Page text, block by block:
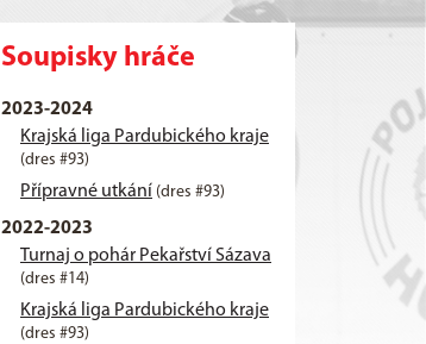
Soupisky hráče
2023-2024
Krajská liga Pardubického kraje
(dres #93)
Přípravné utkání (dres #93)
2022-2023
Turnaj o pohár Pekařství Sázava
(dres #14)
Krajská liga Pardubického kraje
(dres #93)